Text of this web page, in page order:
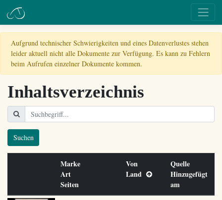
Aufgrund technischer Schwierigkeiten und eines Datenverlustes stehen
leider aktuell nicht alle Dokumente zur Verfügung. Es kann zu Fehlern
beim Aufrufen einzelner Dokumente kommen.
Inhaltsverzeichnis
Suchen
Marke
Art
Seiten
Von
Land
Quelle
Hinzugefügt
am